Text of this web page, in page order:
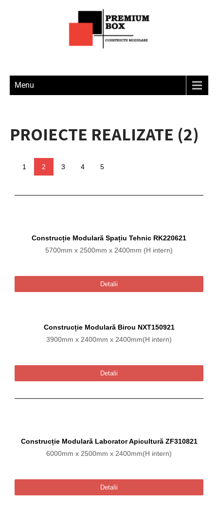
Menu
PROIECTE REALIZATE (2)
1 2 3 4 5
Construcție Modulară Spațiu Tehnic RK220621
5700mm x 2500mm x 2400mm (H intern)
Detalii
Construcție Modulară Birou NXT150921
3900mm x 2400mm x 2400mm(H intern)
Detalii
Construcție Modulară Laborator Apicultură ZF310821
6000mm x 2500mm x 2400mm(H intern)
Detalii